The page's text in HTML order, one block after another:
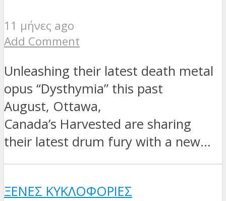
11 μήνες ago
Add Comment
Unleashing their latest death metal
opus “Dysthymia” this past
August, Ottawa,
Canada’s Harvested are sharing
their latest drum fury with a new...
ΞΈΝΕΣ ΚΥΚΛΟΦΟΡΊΕΣ